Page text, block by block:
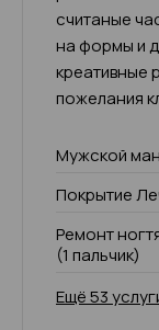
считаные
на формы и
креативные
пожелания
Мужской
Покрытие
Ремонт
(1 пальчик)
Ещё 53